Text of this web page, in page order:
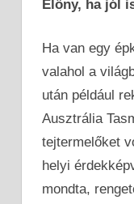
Előny, ha jól
Ha van egy
valahol a
után például
Ausztrália
tejtermelőket
helyi
mondta,